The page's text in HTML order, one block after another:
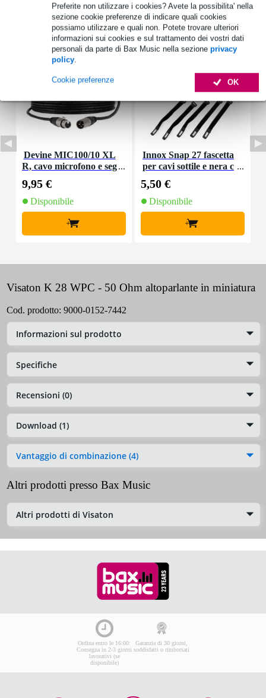
Preferite non utilizzare i cookies? Avete la possibilita' nella
sezione cookie preferenze di indicare quali cookies
possiamo utilizzare e quali non. Potete trovare ulteriori
informazioni sui cookies e sul trattamento dei vostri dati
personali da parte di Bax Music nella sezione privacy
policy.
OK
Cookie preferenze
Accessori (7)
Devine MIC100/10 XL
R, cavo microfono e seg
9,95 €
Disponibile
+
Innox Snap 27 fascetta
per cavi sottile e nera c
(10 pezzi)
5,50 €
Disponibile
+
Visaton K 28 WPC - 50 Ohm altoparlante in miniatura
Cod. prodotto: 9000-0152-7442
Informazioni sul prodotto
Specifiche
Recensioni (0)
Download (1)
Vantaggio di combinazione (4)
Altri prodotti presso Bax Music
Altri prodotti di Visaton
Ordina entro le 16:00:
Consegna in 2-3 giorni
lavorativi (se
disponibile)
Garanzia di 30 giorni,
soddisfatti o rimborsati